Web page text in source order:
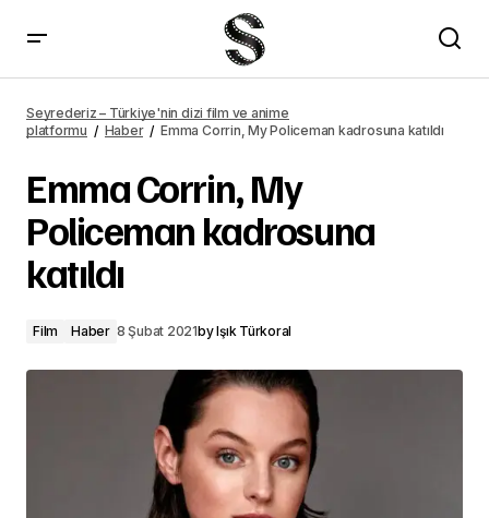
Seyrederiz – Türkiye'nin dizi film ve anime
platformu
Haber Emma Corrin, My Policeman kadrosuna katıldı
Emma Corrin, My
Policeman kadrosuna
katıldı
Film Haber 8 Şubat 2021byIşık Türkoral